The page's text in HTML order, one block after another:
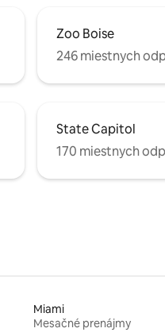
Zoo Boise
246 miestnych
State Capitol
170 miestnych
Miami
Mesačné prenájmy